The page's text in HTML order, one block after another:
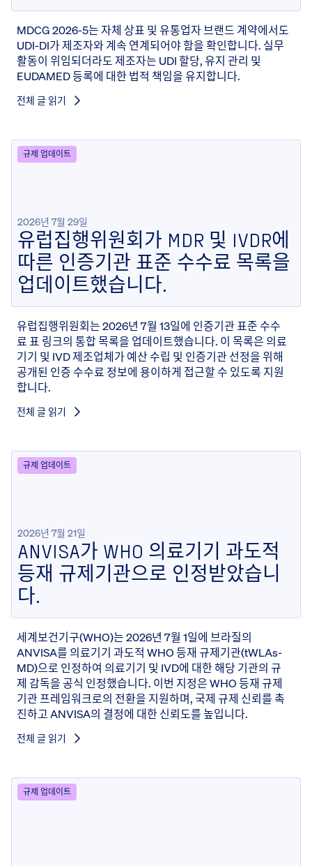
MDCG 2026-5는 자체 상표 및 유통업자 브랜드 계약에서도
UDI-DI가 제조자와 계속 연계되어야 함을 확인합니다. 실무
활동이 위임되더라도 제조자는 UDI 할당, 유지 관리 및
EUDAMED 등록에 대한 법적 책임을 유지합니다.
전체 글 읽기
규제 업데이트
2026년 7월 29일
유럽집행위원회가 MDR 및 IVDR에
따른 인증기관 표준 수수료 목록을
업데이트했습니다.
유럽집행위원회는 2026년 7월 13일에 인증기관 표준 수수
료 표 링크의 통합 목록을 업데이트했습니다. 이 목록은 의료
기기 및 IVD 제조업체가 예산 수립 및 인증기관 선정을 위해
공개된 인증 수수료 정보에 용이하게 접근할 수 있도록 지원
합니다.
전체 글 읽기
규제 업데이트
2026년 7월 21일
ANVISA가 WHO 의료기기 과도적
등재 규제기관으로 인정받았습니
다.
세계보건기구(WHO)는 2026년 7월 1일에 브라질의
ANVISA를 의료기기 과도적 WHO 등재 규제기관(tWLAs-
MD)으로 인정하여 의료기기 및 IVD에 대한 해당 기관의 규
제 감독을 공식 인정했습니다. 이번 지정은 WHO 등재 규제
기관 프레임워크로의 전환을 지원하며, 국제 규제 신뢰를 촉
진하고 ANVISA의 결정에 대한 신뢰도를 높입니다.
전체 글 읽기
규제 업데이트